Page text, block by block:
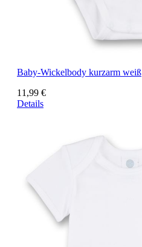
Baby-Wickelbody kurzarm weiß
11,99 €
Details